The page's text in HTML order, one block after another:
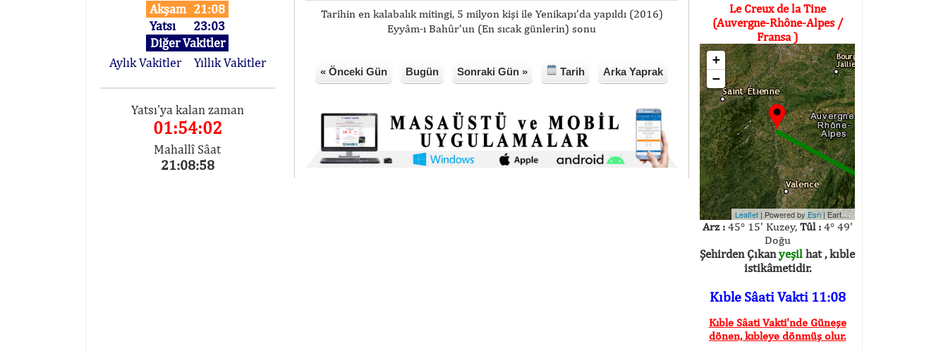
Akşam 21:08
Yatsı
23:03
Diğer Vakitler
Aylık Vakitler
Yıllık Vakitler
Yatsı'ya kalan zaman
01:54:02
Mahallî Sâat
21:08:58
Tarihin en kalabalık mitingi, 5 milyon kişi ile Yenikapı’da yapıldı (2016)
Eyyâm-ı Bahûr’un (En sıcak günlerin) sonu
« Önceki Gün Bugün Sonraki Gün » Tarih Arka Yaprak
Le Creux de la Tine
(Auvergne-Rhône-Alpes /
Fransa )
+
−
Leaflet | Powered by Esri | Earthstar Geographics
Arz :45° 15' Kuzey, Tûl :4° 49'
Doğu
Şehirden Çıkanyeşil hat , kıble
istikâmetidir.
Kıble Sâati Vakti 11:08
Kıble Sâati Vakti'nde Güneşe
dönen, kıbleye dönmüş olur.